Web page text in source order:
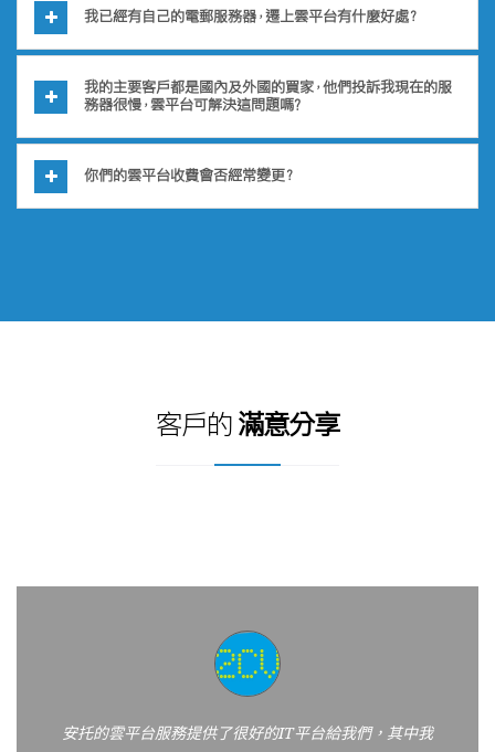
我已經有自己的電郵服務器，遷上雲平台有什麼好處？
我的主要客戶都是國內及外國的買家，他們投訴我現在的服
務器很慢，雲平台可解決這問題嗎?
你們的雲平台收費會否經常變更？
客戶的 滿意分享
安托的雲平台服務提供了很好的IT平台給我們，其中我